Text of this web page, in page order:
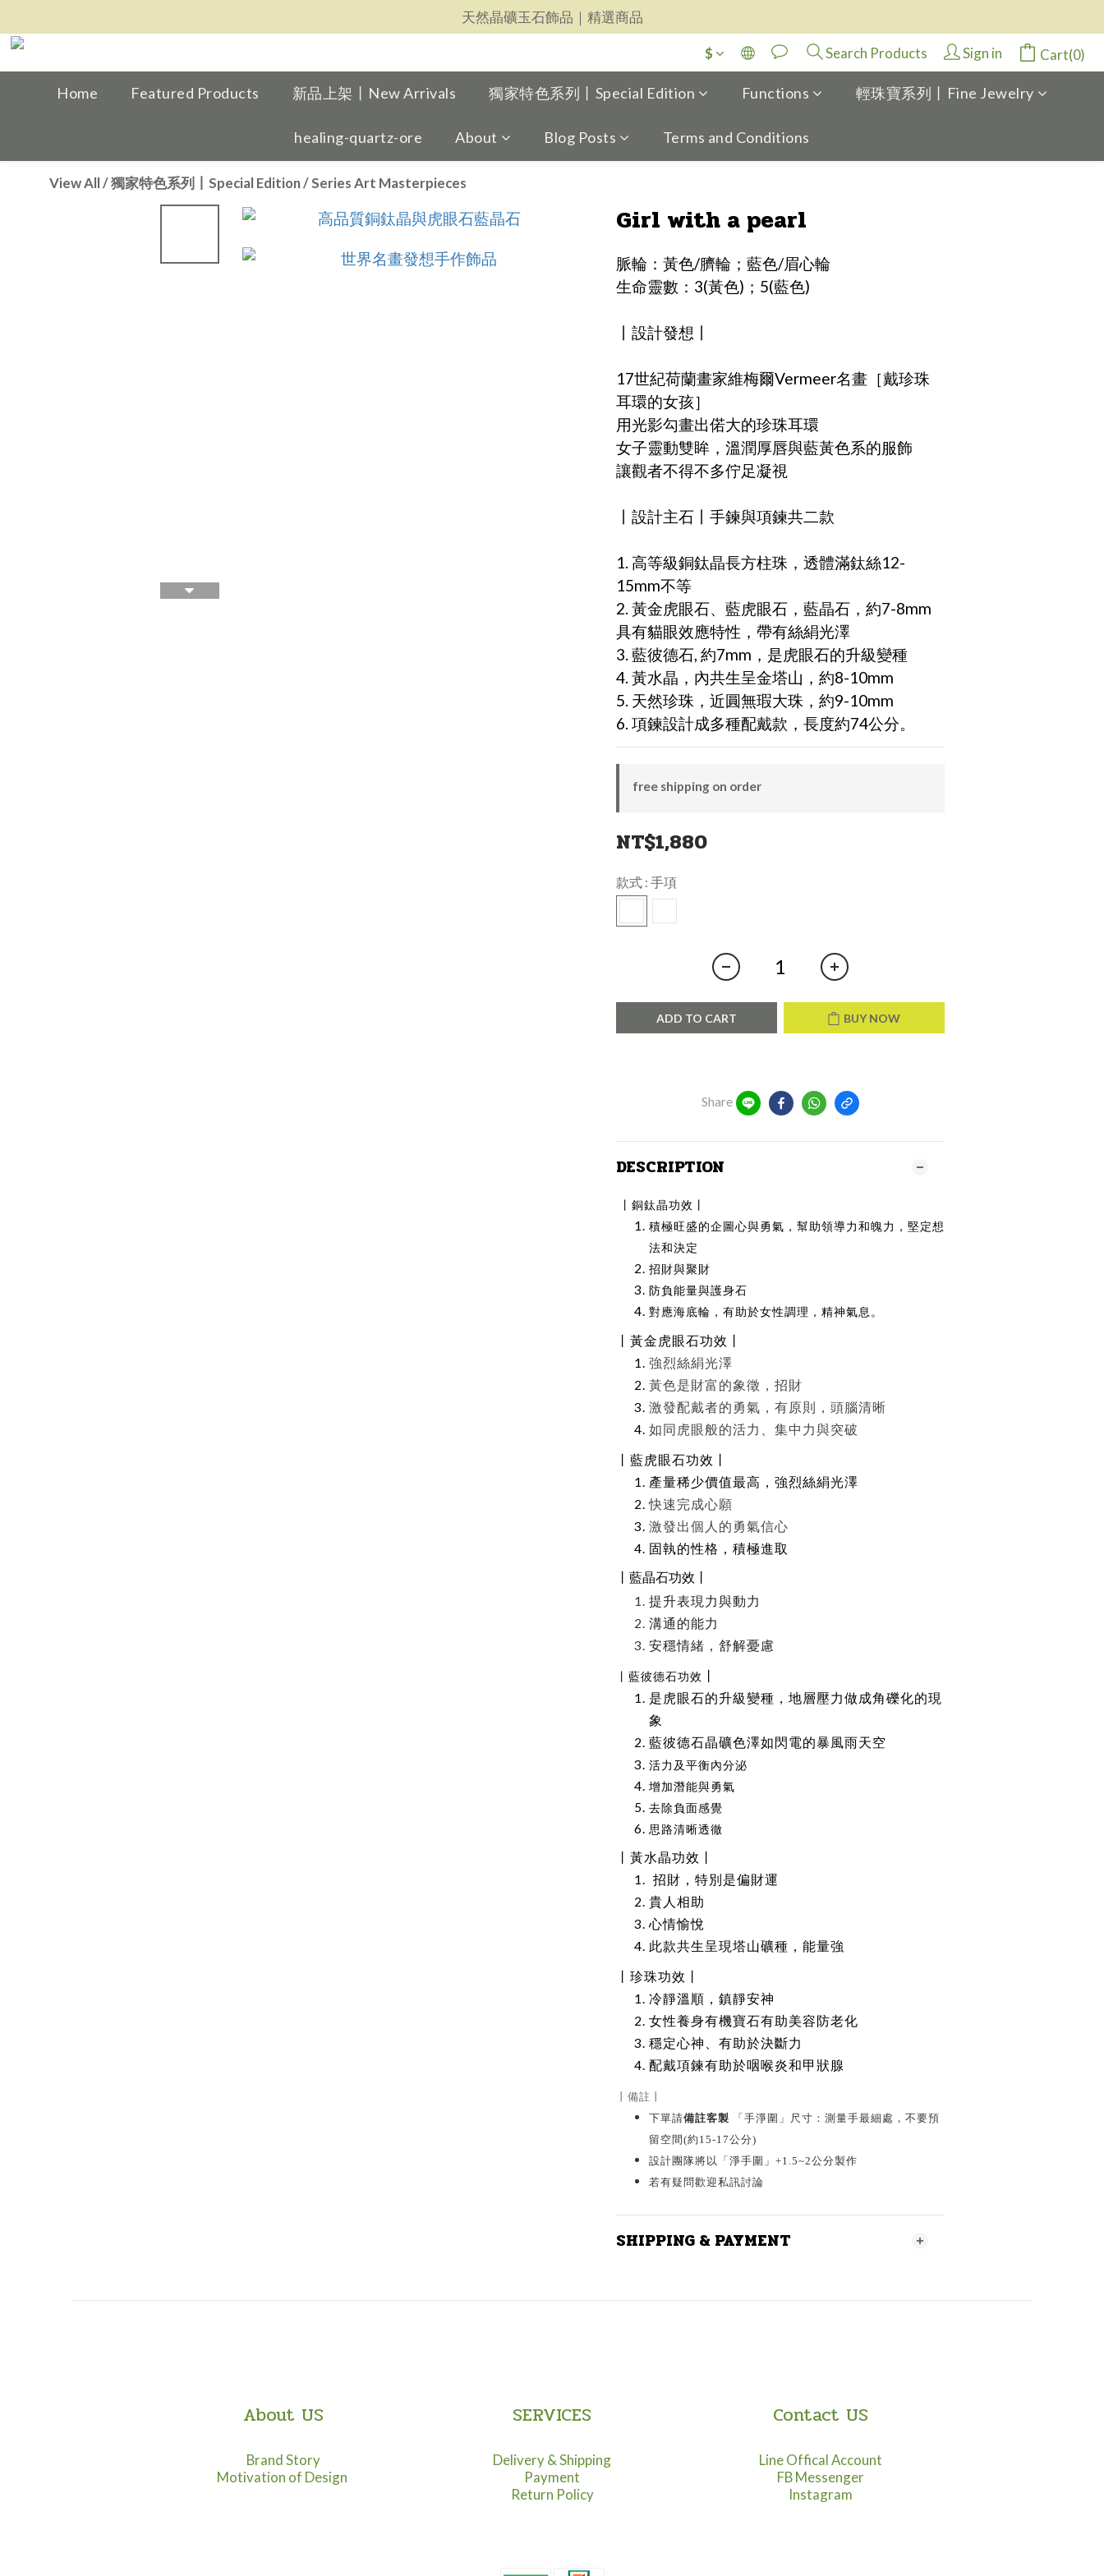
天然晶礦玉石飾品｜精選商品
天然晶礦玉石飾品｜精選商品
天然晶礦玉石飾品｜精選商品
$ Search Products Sign in Cart(0)
Home Featured Products 新品上架丨New Arrivals 獨家特色系列丨Special Edition Functions 輕珠寶系列丨Fine Jewelry
healing-quartz-ore About Blog Posts Terms and Conditions
View All/獨家特色系列丨Special Edition/Series Art Masterpieces
Girl with a pearl
脈輪：黃色/臍輪；藍色/眉心輪
生命靈數：3(黃色)；5(藍色)
丨設計發想丨
17世紀荷蘭畫家維梅爾Vermeer名畫［戴珍珠
耳環的女孩］
用光影勾畫出偌大的珍珠耳環
女子靈動雙眸，溫潤厚唇與藍黃色系的服飾
讓觀者不得不多佇足凝視
丨設計主石丨手鍊與項鍊共二款
1. 高等級銅鈦晶長方柱珠，透體滿鈦絲12-
15mm不等
2. 黃金虎眼石、藍虎眼石，藍晶石，約7-8mm
具有貓眼效應特性，帶有絲絹光澤
3. 藍彼德石, 約7mm，是虎眼石的升級變種
4. 黃水晶，內共生呈金塔山，約8-10mm
5. 天然珍珠，近圓無瑕大珠，約9-10mm
6. 項鍊設計成多種配戴款，長度約74公分。
free shipping on order
NT$1,880
款式 : 手項
ADD TO CART BUY NOW
Share
DESCRIPTION
丨銅鈦晶功效丨
積極旺盛的企圖心與勇氣，幫助領導力和魄力，堅定想
法和決定
招財與聚財
防負能量與護身石
對應海底輪，有助於女性調理，精神氣息。
黃金虎眼石功效
強烈絲絹光澤
黃色是財富的象徵，招財
激發配戴者的勇氣，有原則，頭腦清晰
如同虎眼般的活力、集中力與突破
藍虎眼石功效
產量稀少價值最高， 強烈絲絹光澤
快速完成心願
激發出個人的勇氣信心
固執的性格，積極進取
丨藍晶石功效丨
提升表現力與動力
溝通的能力
安穩情緒，舒解憂慮
丨藍彼德石功效
是虎眼石的升級變種，地層壓力做成角礫化的現
象
藍彼德石晶礦色澤如閃電的暴風雨天空
活力及平衡內分泌
增加潛能與勇氣
去除負面感覺
思路清晰透徹
丨黃水晶功效
招財，特別是偏財運
貴人相助
心情愉悅
此款共生呈現塔山礦種，能量強
丨珍珠功效
冷靜溫順，鎮靜安神
女性養身有機寶石有助美容防老化
穩定心神、有助於決斷力
配戴項鍊有助於咽喉炎和甲狀腺
丨 備註 丨
下單請備註客製 「手淨圍」 尺寸 ：測量手最細處，不要預
留空間(約15-17公分)
設計團隊將以「淨手圍」+1.5~2公分製作
若有疑問歡迎私訊討論
SHIPPING & PAYMENT
About US
Brand Story
Motivation of Design
SERVICES
Delivery & Shipping
Payment
Return Policy
Contact US
Line Offical Account
FB Messenger
Instagram